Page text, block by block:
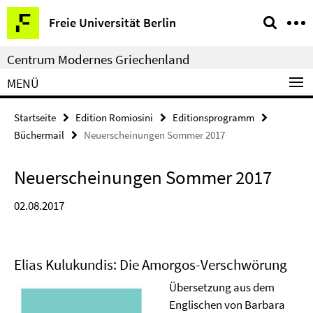
Springe
direkt
zu
Inhalt
Freie Universität Berlin
Service-
Navigation
Centrum Modernes Griechenland
MENÜ
Startseite Edition Romiosini
Editionsprogramm
Büchermail
Neuerscheinungen Sommer 2017
Neuerscheinungen Sommer 2017
02.08.2017
Elias Kulukundis: Die Amorgos-Verschwörung
Übersetzung aus dem
Englischen von Barbara